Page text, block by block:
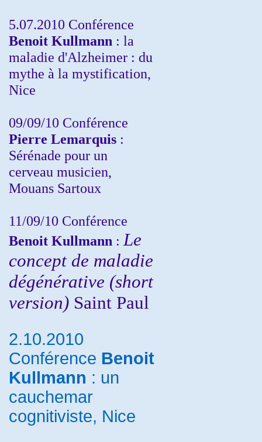
5.07.2010 Conférence
Benoit Kullmann : la
maladie d'Alzheimer : du
mythe à la mystification,
Nice
09/09/10 Conférence
Pierre Lemarquis :
Sérénade pour un
cerveau musicien,
Mouans Sartoux
11/09/10 Conférence
Benoit Kullmann : Le
concept de maladie
dégénérative (short
version) Saint Paul
2.10.2010
Conférence Benoit
Kullmann : un
cauchemar
cognitiviste, Nice